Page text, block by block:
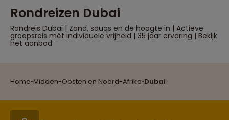
Home•Midden-Oosten en Noord-Afrika•Dubai
zeer leuk toetje. De trip
in Dubai maakt dat je
eigenlijk 2 vakanties in
één hebt."
Rondreizen Dubai
Rondreis Dubai | Zand, souqs en de hoogte in | Actieve
groepsreis mét individuele vrijheid | 35 jaar ervaring | Bekijk
het aanbod